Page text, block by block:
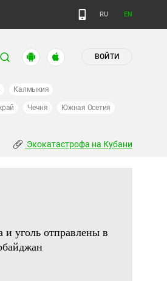
RU EN
ВОЙТИ
Калмыкия
Чечня Южная Осетия
Экокатастрофа на Кубани
уголь отправлены в